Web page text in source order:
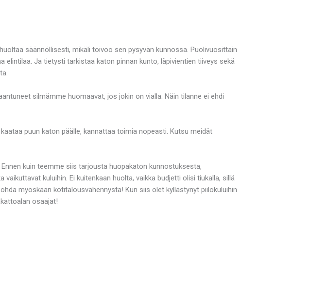
säännöllisesti, mikäli toivoo sen pysyvän kunnossa. Puolivuosittain
Ja tietysti tarkistaa katon pinnan kunto, läpivientien tiiveys sekä
silmämme huomaavat, jos jokin on vialla. Näin tilanne ei ehdi
puun katon päälle, kannattaa toimia nopeasti. Kutsu meidät
kuin teemme siis tarjousta huopakaton kunnostuksesta,
kuluihin. Ei kuitenkaan huolta, vaikka budjetti olisi tiukalla, sillä
myöskään kotitalousvähennystä! Kun siis olet kyllästynyt piilokuluihin
osaajat!